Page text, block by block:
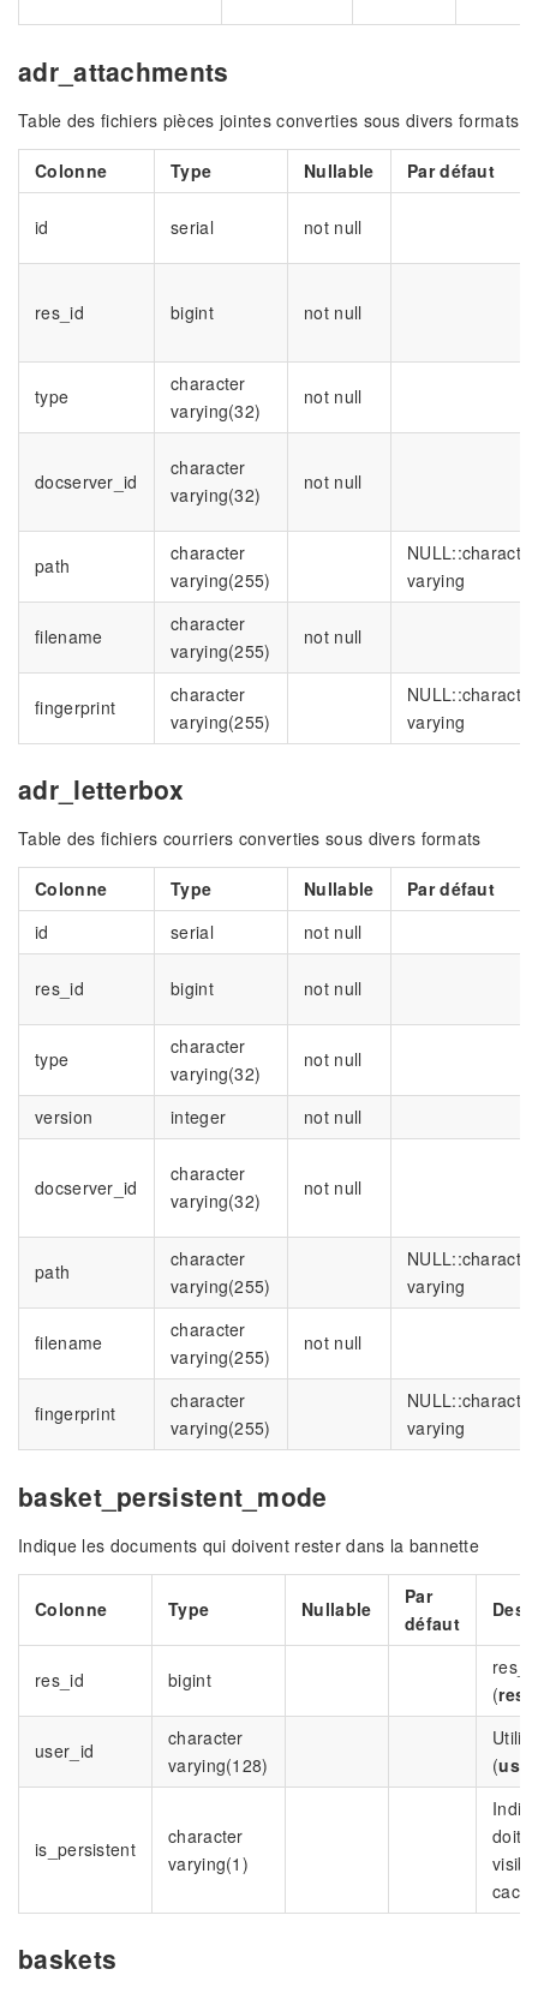
adr_attachments
Table des fichiers pièces jointes converties sous divers formats
Colonne Type Nullable Par défaut
id serial not null
res_id bigint not null
type
character
varying(32)
not null
docserver_id
character
varying(32)
not null
path
character
varying(255)
NULL::character
varying
filename
character
varying(255)
not null
fingerprint
character
varying(255)
NULL::character
varying
adr_letterbox
Table des fichiers courriers converties sous divers formats
Colonne Type Nullable
Par défaut
id
serial not null
res_id bigint not null
type
character
varying(32)
not null
version integer not null
docserver_id
character
varying(32)
not null
path
character
varying(255)
NULL::character
varying
filename
character
varying(255)
not null
fingerprint
character
varying(255)
NULL::character
varying
basket_persistent_mode
Indique les documents qui doivent rester dans la bannette
Colonne Type Nullable
Par
défaut
res_id bigint
(
user_id
character
varying(128)
(
is_persistent
character
varying(1)
doit
baskets